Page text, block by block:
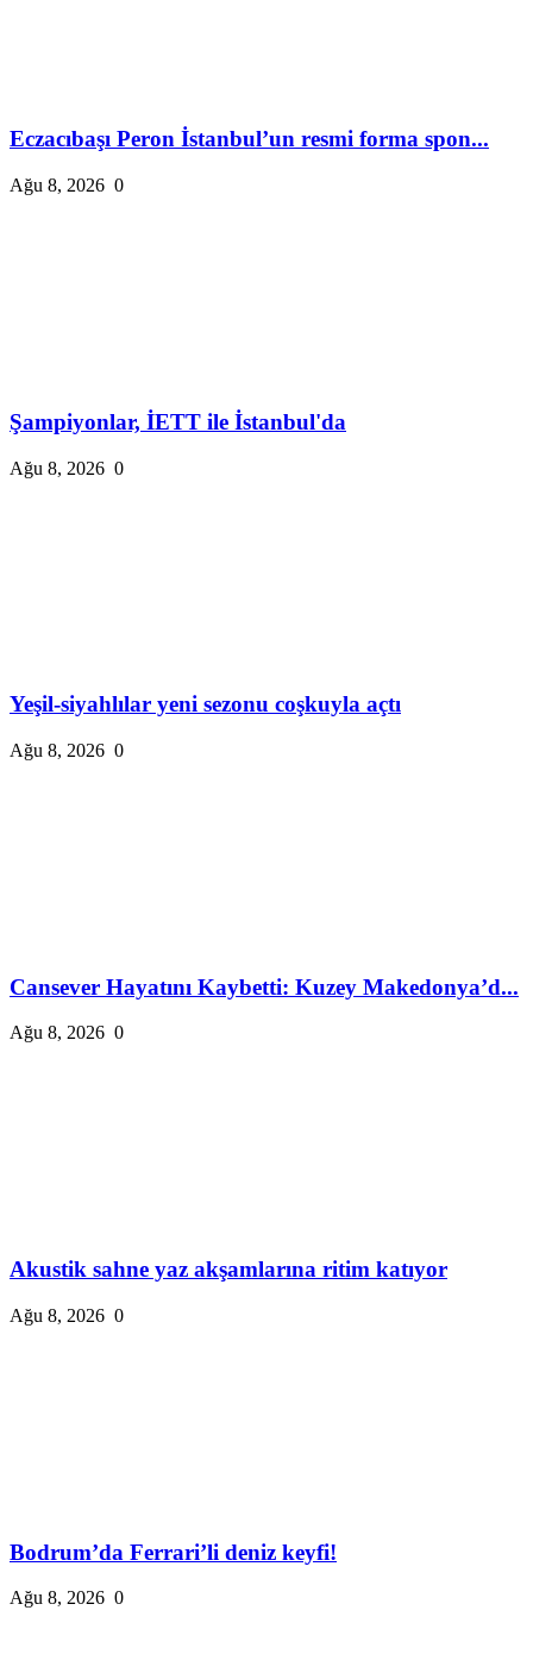
Eczacıbaşı Peron İstanbul’un resmi forma spon...
Ağu 8, 2026 0
Şampiyonlar, İETT ile İstanbul'da
Ağu 8, 2026 0
Yeşil-siyahlılar yeni sezonu coşkuyla açtı
Ağu 8, 2026 0
Cansever Hayatını Kaybetti: Kuzey Makedonya’d...
Ağu 8, 2026 0
Akustik sahne yaz akşamlarına ritim katıyor
Ağu 8, 2026 0
Bodrum’da Ferrari’li deniz keyfi!
Ağu 8, 2026 0